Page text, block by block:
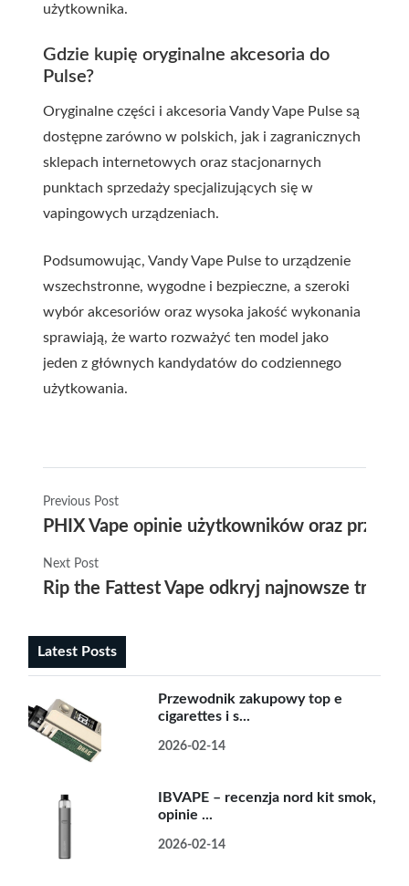
użytkownika.
Gdzie kupię oryginalne akcesoria do
Pulse?
Oryginalne części i akcesoria Vandy Vape Pulse są
dostępne zarówno w polskich, jak i zagranicznych
sklepach internetowych oraz stacjonarnych
punktach sprzedaży specjalizujących się w
vapingowych urządzeniach.
Podsumowując, Vandy Vape Pulse to urządzenie
wszechstronne, wygodne i bezpieczne, a szeroki
wybór akcesoriów oraz wysoka jakość wykonania
sprawiają, że warto rozważyć ten model jako
jeden z głównych kandydatów do codziennego
użytkowania.
Previous Post
PHIX Vape opinie użytkowników oraz
Next Post
Rip the Fattest Vape odkryj najnowsze
Latest Posts
Przewodnik zakupowy top e
cigarettes i s...
2026-02-14
IBVAPE – recenzja nord kit smok,
opinie ...
2026-02-14